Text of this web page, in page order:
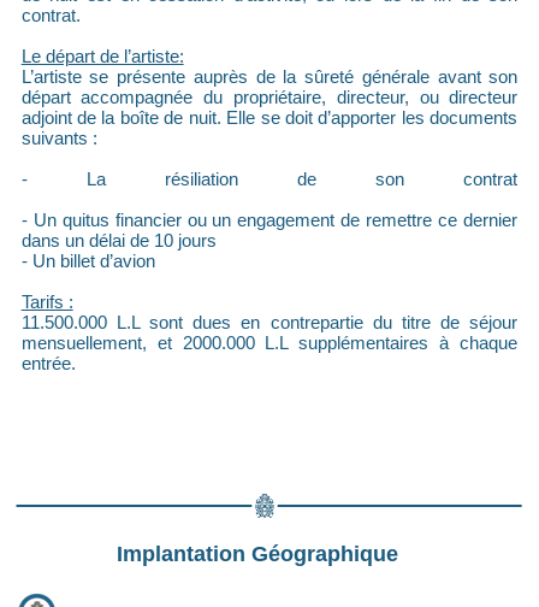
contrat.
Le départ de l’artiste:
L’artiste se présente auprès de la sûreté générale avant son
départ accompagnée du propriétaire, directeur, ou directeur
adjoint de la boîte de nuit. Elle se doit d’apporter les documents
suivants :
- La résiliation de son contrat
- Un quitus financier ou un engagement de remettre ce dernier
dans un délai de 10 jours
- Un billet d’avion
Tarifs :
11.500.000 L.L sont dues en contrepartie du titre de séjour
mensuellement, et 2000.000 L.L supplémentaires à chaque
entrée.
Implantation Géographique